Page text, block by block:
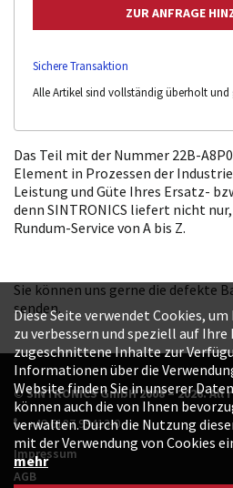
Sichere Transaktion
Alle Artikel sind vollständig überholt und
Das Teil mit der Nummer 22B-
Element in Prozessen der
Leistung und Güte Ihres Ersatz-
denn SINTRONICS liefert nicht
Rundum-Service von A bis Z.
Sie können uns gerne die defekte
senden.
© SINTRONICS GmbH 2008 – 2026.
+49 6187 99413-0
Impressum
AGB
Diese Seite verwendet Cookies,
zu verbessern und speziell auf Ihre
zugeschnittene Inhalte zur
Informationen über die
Website finden Sie in unserer
können auch die von Ihnen
verwalten. Durch die Nutzung
mit der Verwendung von Cookies
mehr